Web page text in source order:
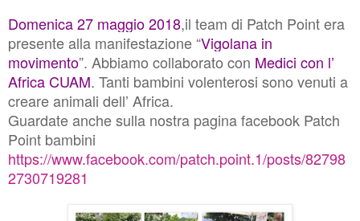
Domenica 27 maggio 2018,il team di Patch Point era
presente alla manifestazione “Vigolana in
movimento”. Abbiamo collaborato con Medici con l’
Africa CUAM. Tanti bambini volenterosi sono venuti a
creare animali dell’ Africa.
Guardate anche sulla nostra pagina facebook Patch
Point bambini
https://www.facebook.com/patch.point.1/posts/82798
2730719281